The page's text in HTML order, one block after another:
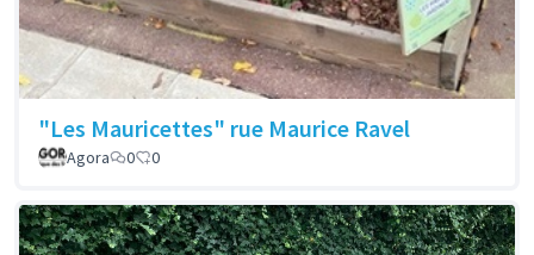
"Les Mauricettes" rue Maurice Ravel
Agora 0 0